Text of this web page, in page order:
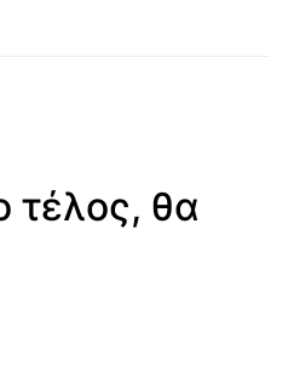
τέλος, θα